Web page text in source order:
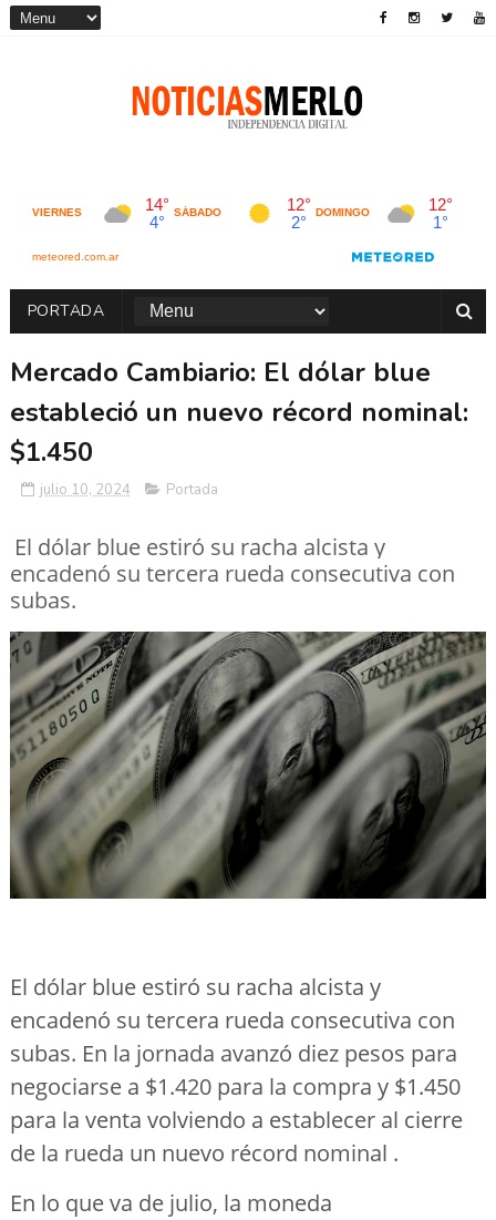
PORTADA
Mercado Cambiario: El dólar blue
estableció un nuevo récord nominal:
$1.450
julio 10, 2024 Portada
El dólar blue estiró su racha alcista y
encadenó su tercera rueda consecutiva con
subas.
El dólar blue estiró su racha alcista y
encadenó su tercera rueda consecutiva con
subas. En la jornada avanzó diez pesos para
negociarse a $1.420 para la compra y $1.450
para la venta volviendo a establecer al cierre
de la rueda un nuevo récord nominal .
En lo que va de julio, la moneda